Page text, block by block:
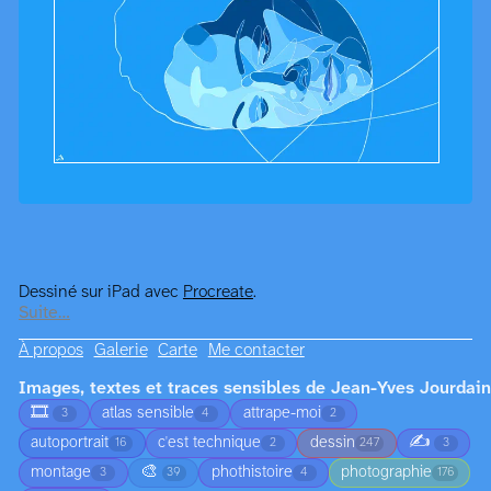
Dessiné sur iPad avec Procreate.
Suite…
À propos Galerie Carte Me contacter
Images, textes et traces sensibles de Jean-Yves Jourdain
🎞️
3 atlas sensible 4 attrape-moi 2
autoportrait 16 c'est technique 2 dessin 247 ✍️ 3
montage 3 🎨 39 phothistoire 4 photographie 176